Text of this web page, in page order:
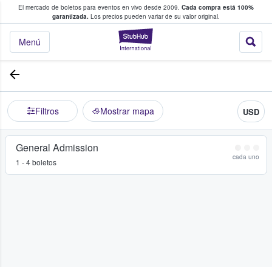
El mercado de boletos para eventos en vivo desde 2009. Cada compra está 100%
garantizada. Los precios pueden variar de su valor original.
StubHub: donde
Menú
fans compran y venden boletos
Filtros Mostrar mapa USD
General Admission
1 - 4 boletos cada uno